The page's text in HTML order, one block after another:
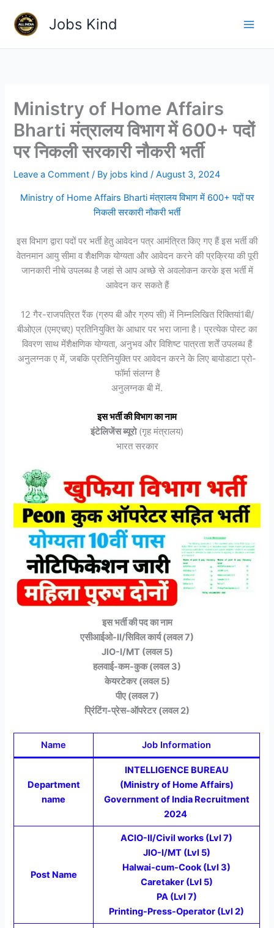
content
Jobs Kind
Ministry of Home Affairs
Bharti मंत्रालय विभाग में 600+ पदों
पर निकली सरकारी नौकरी भर्ती
Leave a Comment / By jobs kind/August 3, 2024
Ministry of Home Affairs Bharti मंत्रालय विभाग में 600+ पदों पर
निकली सरकारी नौकरी भर्ती
इस विभाग द्वारा पदों पर भर्ती हेतु आवेदन पत्र आमंत्रित किए गए हैं इस भर्ती की
वेतनमान आयु सीमा व शैक्षणिक योग्यता और आवेदन करने की प्रक्रिया की पूरी
जानकारी नीचे उपलब्ध है जहां से आप अच्छे से अवलोकन करके इस भर्ती में
आवेदन कर सकते हैं
12 गैर-राजपत्रित रैंक (ग्रुप बी और ग्रुप सी) में निम्नलिखित रिक्तियां1बी/
बीओएल (एमएचए) प्रतिनियुक्ति के आधार पर भरा जाना है। प्रत्येक पोस्ट का
विवरण साथ मेंशैक्षणिक योग्यता, अनुभव और विशिष्ट पात्रता शर्तें उपलब्ध हैं
अनुलग्नक ए में, जबकि प्रतिनियुक्ति पर आवेदन करने के लिए बायोडाटा प्रो-
फॉर्मा संलग्न है
अनुलग्नक बी में.
इस भर्ती की विभाग का नाम
इंटेलिजेंस ब्यूरो(गृह मंत्रालय)
भारत सरकार
इस भर्ती की पद का नाम
एसीआईओ-II/सिविल कार्य (लवल 7)
JIO-I/MT (लवल 5)
हलवाई-कम-कुक (लवल 3)
केयरटेकर (लवल 5)
पीए (लवल 7)
प्रिंटिंग-प्रेस-ऑपरेटर (लवल 2)
Name Job Information
Department
name
INTELLIGENCE BUREAU
(Ministry of Home Affairs)
Government of India Recruitment
2024
Post Name
ACIO-II/Civil works (Lvl 7)
JIO-I/MT (Lvl 5)
Halwai-cum-Cook (Lvl 3)
Caretaker (Lvl 5)
PA (Lvl 7)
Printing-Press-Operator (Lvl 2)